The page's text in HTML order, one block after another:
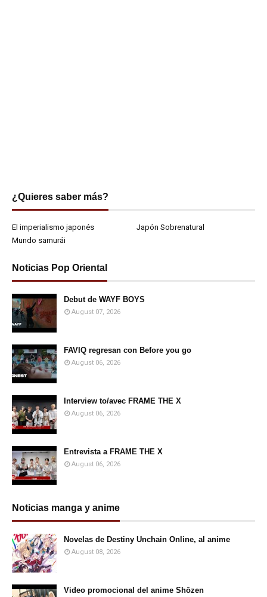
¿Quieres saber más?
El imperialismo japonés
Japón Sobrenatural
Mundo samurái
Noticias Pop Oriental
Debut de WAYF BOYS
August 07, 2026
FAVIQ regresan con Before you go
August 06, 2026
Interview to/avec FRAME THE X
August 06, 2026
Entrevista a FRAME THE X
August 06, 2026
Noticias manga y anime
Novelas de Destiny Unchain Online, al anime
August 08, 2026
Video promocional del anime Shōzen